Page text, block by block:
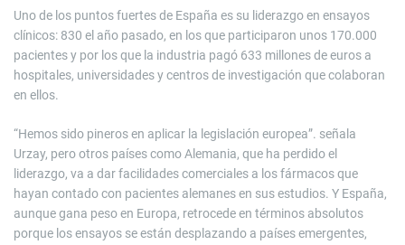
Uno de los puntos fuertes de España es su liderazgo en ensayos
clínicos: 830 el año pasado, en los que participaron unos 170.000
pacientes y por los que la industria pagó 633 millones de euros a
hospitales, universidades y centros de investigación que colaboran
en ellos.
“Hemos sido pineros en aplicar la legislación europea”. señala
Urzay, pero otros países como Alemania, que ha perdido el
liderazgo, va a dar facilidades comerciales a los fármacos que
hayan contado con pacientes alemanes en sus estudios. Y España,
aunque gana peso en Europa, retrocede en términos absolutos
porque los ensayos se están desplazando a países emergentes,